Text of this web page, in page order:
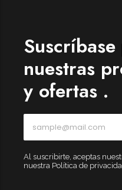
nuestras
y ofertas .
Al suscribirte, aceptas
nuestra Política de